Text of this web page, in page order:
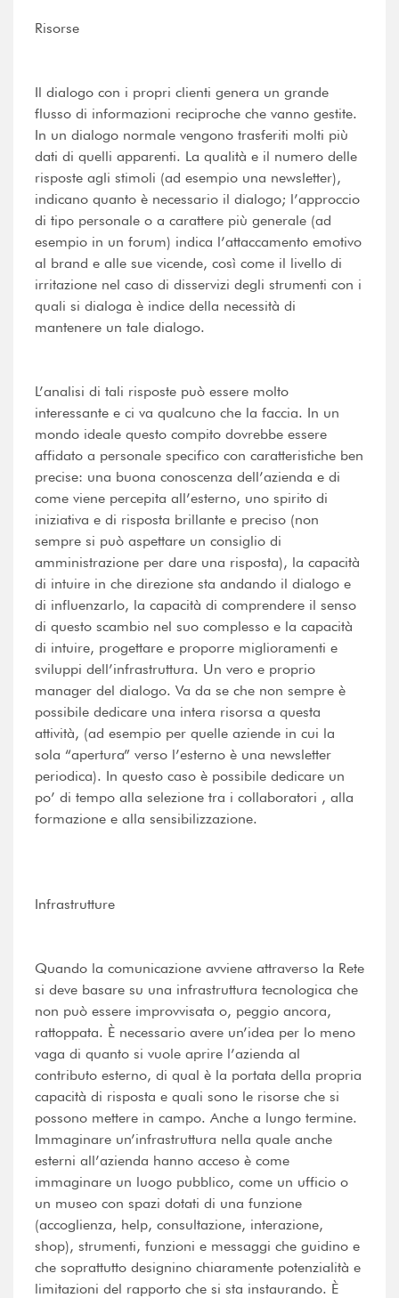
Risorse
Il dialogo con i propri clienti genera un grande
flusso di informazioni reciproche che vanno gestite.
In un dialogo normale vengono trasferiti molti più
dati di quelli apparenti. La qualità e il numero delle
risposte agli stimoli (ad esempio una newsletter),
indicano quanto è necessario il dialogo; l’approccio
di tipo personale o a carattere più generale (ad
esempio in un forum) indica l’attaccamento emotivo
al brand e alle sue vicende, così come il livello di
irritazione nel caso di disservizi degli strumenti con i
quali si dialoga è indice della necessità di
mantenere un tale dialogo.
L’analisi di tali risposte può essere molto
interessante e ci va qualcuno che la faccia. In un
mondo ideale questo compito dovrebbe essere
affidato a personale specifico con caratteristiche ben
precise: una buona conoscenza dell’azienda e di
come viene percepita all’esterno, uno spirito di
iniziativa e di risposta brillante e preciso (non
sempre si può aspettare un consiglio di
amministrazione per dare una risposta), la capacità
di intuire in che direzione sta andando il dialogo e
di influenzarlo, la capacità di comprendere il senso
di questo scambio nel suo complesso e la capacità
di intuire, progettare e proporre miglioramenti e
sviluppi dell’infrastruttura. Un vero e proprio
manager del dialogo. Va da se che non sempre è
possibile dedicare una intera risorsa a questa
attività, (ad esempio per quelle aziende in cui la
sola “apertura” verso l’esterno è una newsletter
periodica). In questo caso è possibile dedicare un
po’ di tempo alla selezione tra i collaboratori , alla
formazione e alla sensibilizzazione.
Infrastrutture
Quando la comunicazione avviene attraverso la Rete
si deve basare su una infrastruttura tecnologica che
non può essere improvvisata o, peggio ancora,
rattoppata. È necessario avere un’idea per lo meno
vaga di quanto si vuole aprire l’azienda al
contributo esterno, di qual è la portata della propria
capacità di risposta e quali sono le risorse che si
possono mettere in campo. Anche a lungo termine.
Immaginare un’infrastruttura nella quale anche
esterni all’azienda hanno acceso è come
immaginare un luogo pubblico, come un ufficio o
un museo con spazi dotati di una funzione
(accoglienza, help, consultazione, interazione,
shop), strumenti, funzioni e messaggi che guidino e
che soprattutto designino chiaramente potenzialità e
limitazioni del rapporto che si sta instaurando. È